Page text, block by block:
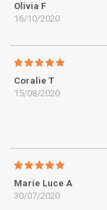
Olivia F
16/10/2020
Coralie T
15/08/2020
Marie Luce A
30/07/2020